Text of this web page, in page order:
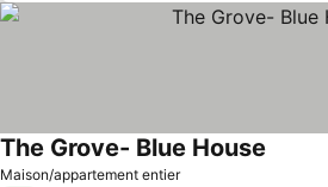
Maison/appartement entier
The Grove- Blue House